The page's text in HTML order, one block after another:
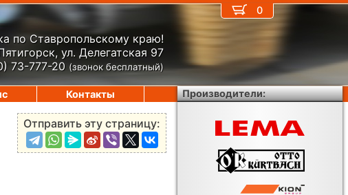
по Ставропольскому краю!
ул. Делегатская 97
73-777-20 (звонок бесплатный)
Отправить эту страницу:
0
Контакты Производители: